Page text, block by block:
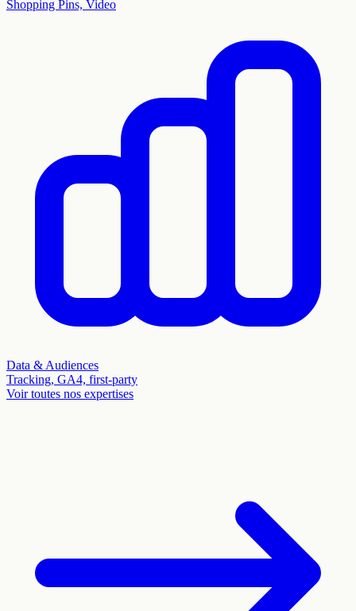
Shopping Pins, Video
Data & Audiences
Tracking, GA4, first-party
Voir toutes nos expertises